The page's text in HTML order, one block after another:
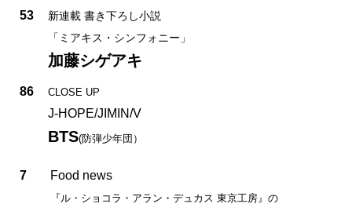
53
新連載 書き下ろし小説
「ミアキス・シンフォニー」
加藤シゲアキ
86 CLOSE UP
J-HOPE/JIMIN/V
BTS(防弾少年団）
7 Food news
『ル・ショコラ・アラン・デュカス 東京工房』の